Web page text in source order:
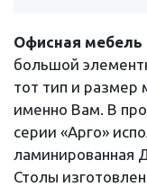
Офисная мебель
большой
тот тип и
именно Вам. В
серии «Арго»
ламинированная
Столы